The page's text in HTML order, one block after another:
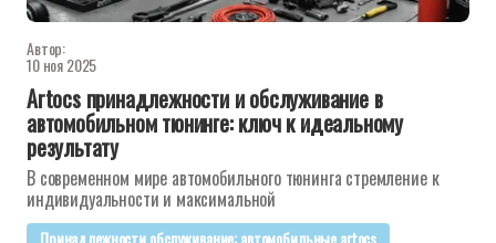
Автор:
10 ноя 2025
Artocs принадлежности и обслуживание в
автомобильном тюнинге: ключ к идеальному
результату
В современном мире автомобильного тюнинга стремление к
индивидуальности и максимальной
Принадлежности обслуживание: автомобильные artocs